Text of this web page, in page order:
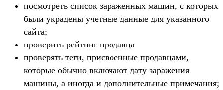
посмотреть список зараженных машин, с которых
были украдены учетные данные для указанного
сайта;
проверить рейтинг продавца
проверять теги, присвоенные продавцами,
которые обычно включают дату заражения
машины, а иногда и дополнительные примечания;